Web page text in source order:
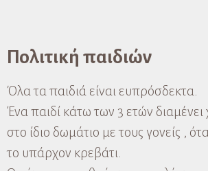
Πολιτική παιδιών
Όλα τα παιδιά είναι ευπρόσδεκτα.
Ένα παιδί κάτω των 3 ετών
στο ίδιο δωμάτιο με τους γονείς ,
το υπάρχον κρεβάτι.